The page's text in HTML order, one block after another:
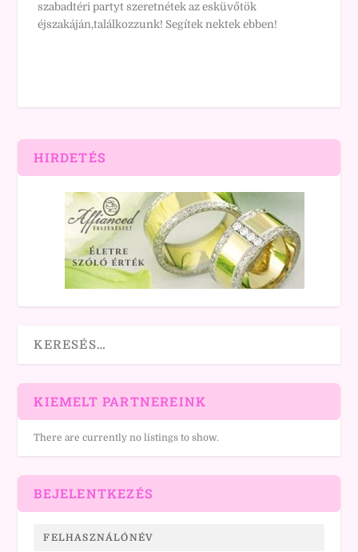
szabadtéri partyt szeretnétek az esküvőtök
éjszakáján,találkozzunk! Segítek nektek ebben!
HIRDETÉS
KIEMELT PARTNEREINK
There are currently no listings to show.
BEJELENTKEZÉS